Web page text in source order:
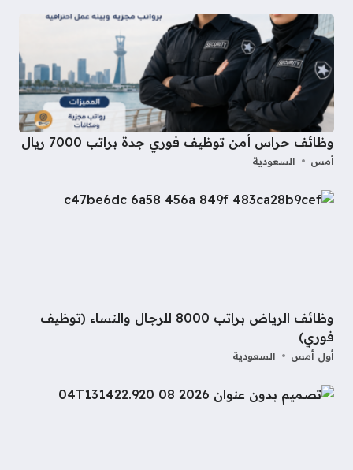
وظائف حراس أمن توظيف فوري جدة براتب 7000 ريال
أمس السعودية
وظائف الرياض براتب 8000 للرجال والنساء (توظيف
فوري)
أول أمس السعودية